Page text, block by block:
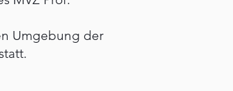
Umgebung der